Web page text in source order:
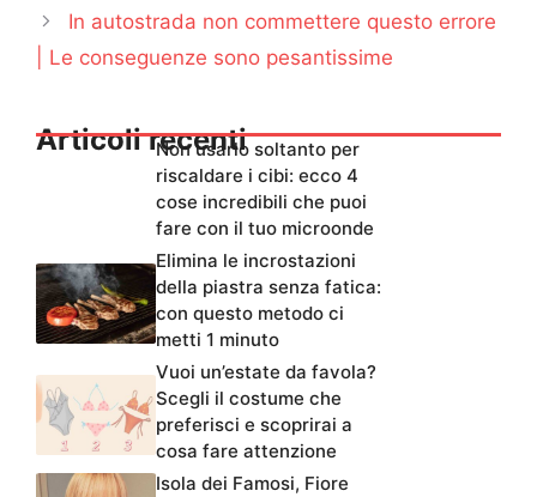
In autostrada non commettere questo errore
| Le conseguenze sono pesantissime
Articoli recentiNon usarlo soltanto per
riscaldare i cibi: ecco 4
cose incredibili che puoi
fare con il tuo microonde
Elimina le incrostazioni
della piastra senza fatica:
con questo metodo ci
metti 1 minuto
Vuoi un’estate da favola?
Scegli il costume che
preferisci e scoprirai a
cosa fare attenzione
Isola dei Famosi, Fiore